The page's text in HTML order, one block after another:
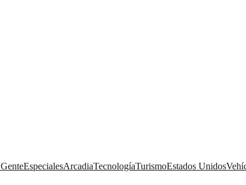
GenteEspecialesArcadiaTecnologíaTurismoEstados Unidos